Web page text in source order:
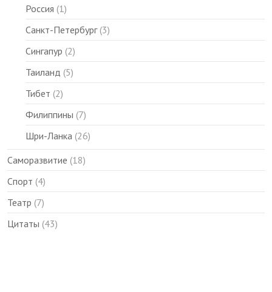
Россия (1)
Санкт-Петербург(3)
Сингапур (2)
Таиланд (5)
Тибет (2)
Филиппины (7)
Шри-Ланка (26)
Саморазвитие (18)
Спорт (4)
Театр (7)
Цитаты (43)